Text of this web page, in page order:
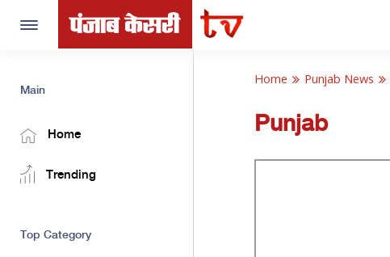
Toggle
Main
Home
Trending
Top Category
Home Punjab News
Punjab